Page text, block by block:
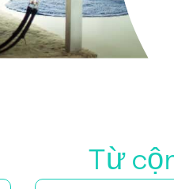
Từ